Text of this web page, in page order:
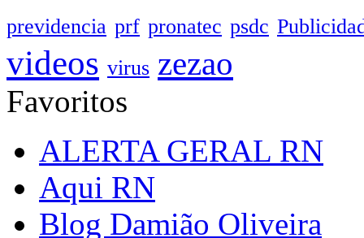
previdencia prf pronatec psdc
videos virus zezao
Favoritos
ALERTA GERAL RN
Aqui RN
Blog Damião Oliveira